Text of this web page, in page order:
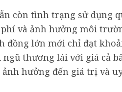
còn tình trạng sử dụng
và ảnh hưởng môi
lớn mới chỉ đạt
thương lái với giá cả
ảnh hưởng đến giá trị và